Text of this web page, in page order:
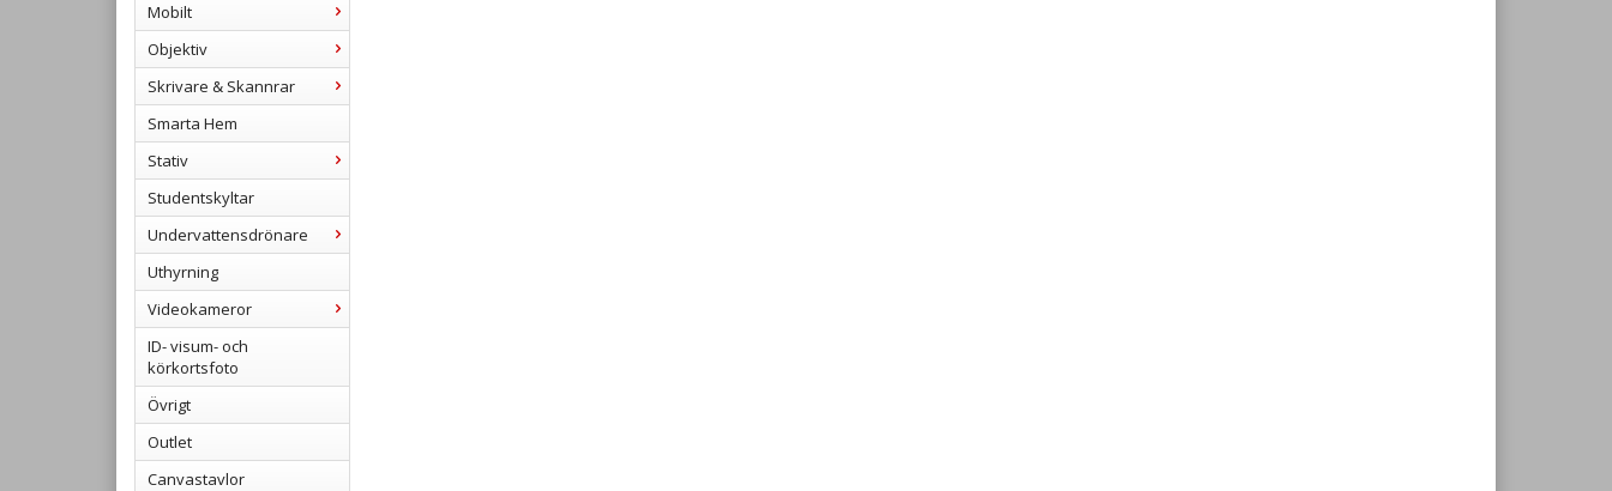
Mobilt
Objektiv
Skrivare & Skannrar
Smarta Hem
Stativ
Studentskyltar
Undervattensdrönare
Uthyrning
Videokameror
ID- visum- och
körkortsfoto
Övrigt
Outlet
Canvastavlor